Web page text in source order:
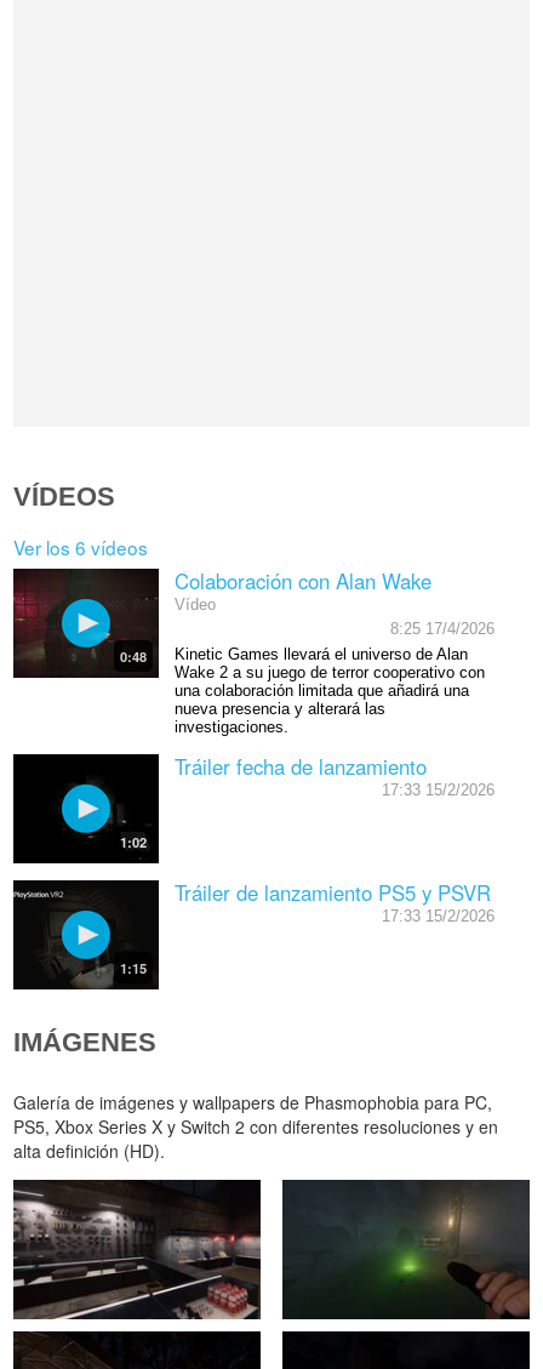
VÍDEOS
Ver los 6 vídeos
0:48
Colaboración con Alan Wake
Vídeo
8:25 17/4/2026
Kinetic Games llevará el universo de Alan
Wake 2 a su juego de terror cooperativo con
una colaboración limitada que añadirá una
nueva presencia y alterará las
investigaciones.
1:02
Tráiler fecha de lanzamiento
17:33 15/2/2026
1:15
Tráiler de lanzamiento PS5 y PSVR
17:33 15/2/2026
IMÁGENES
Galería de imágenes y wallpapers de Phasmophobia para PC,
PS5, Xbox Series X y Switch 2 con diferentes resoluciones y en
alta definición (HD).